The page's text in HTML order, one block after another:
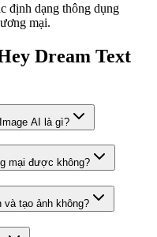
định dạng thông dụng
mại.
Dream Text
AI là gì?
mại được không?
tạo ảnh không?